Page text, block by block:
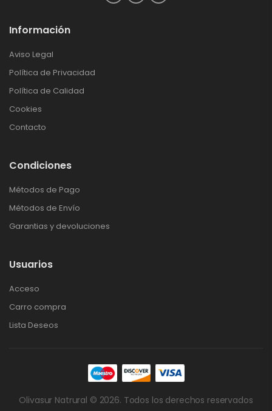
Información
Aviso Legal
Política de Privacidad
Política de Calidad
Cookies
Contacto
Condiciones
Métodos de Pago
Métodos de Envío
Garantias y devoluciones
Usuarios
Acceso
Carro compra
Lista Deseos
Olivasur Natrural © 2026. Todos los derechos reservados